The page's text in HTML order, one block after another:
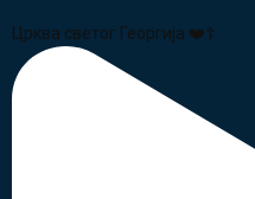
Црква светог Георгија ❤️☦️